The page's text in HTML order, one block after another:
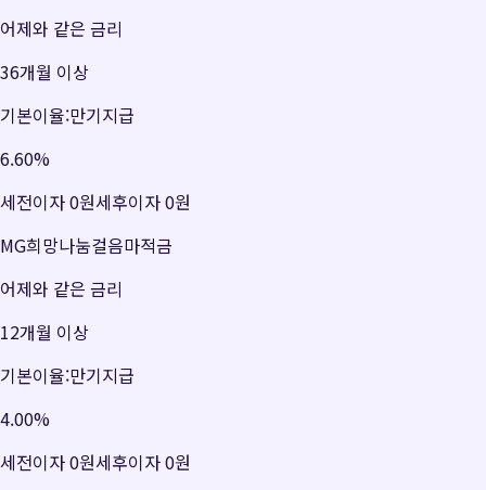
어제와 같은 금리
36개월 이상
기본이율:만기지급
6.60%
세전이자0원세후이자0원
MG희망나눔걸음마적금
어제와 같은 금리
12개월 이상
기본이율:만기지급
4.00%
세전이자0원세후이자0원